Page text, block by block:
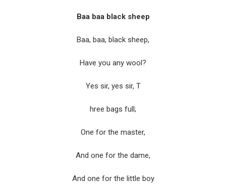
Baa baa black sheep
Baa, baa, black sheep,
Have you any wool?
Yes sir, yes sir, T
hree bags full;
One for the master,
And one for the dame,
And one for the little boy